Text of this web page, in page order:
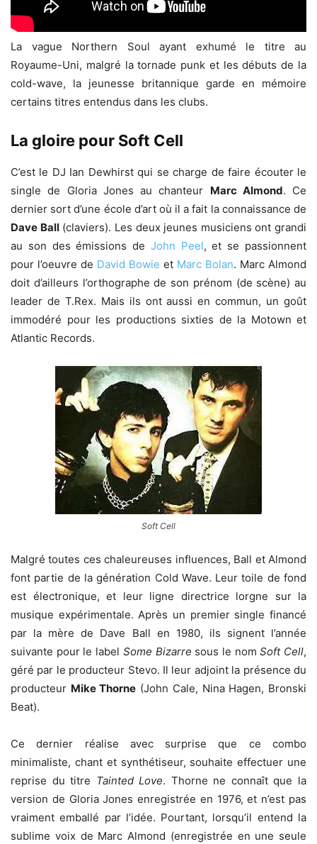
La vague Northern Soul ayant exhumé le titre au
Royaume-Uni, malgré la tornade punk et les débuts de la
cold-wave, la jeunesse britannique garde en mémoire
certains titres entendus dans les clubs.
La gloire pour Soft Cell
C’est le DJ Ian Dewhirst qui se charge de faire écouter le
single de Gloria Jones au chanteur Marc Almond. Ce
dernier sort d’une école d’art où il a fait la connaissance de
Dave Ball(claviers). Les deux jeunes musiciens ont grandi
au son des émissions de John Peel, et se passionnent
pour l’oeuvre de David Bowie et Marc Bolan. Marc Almond
doit d’ailleurs l’orthographe de son prénom (de scène) au
leader de T.Rex. Mais ils ont aussi en commun, un goût
immodéré pour les productions sixties de la Motown et
Atlantic Records.
Soft Cell
Malgré toutes ces chaleureuses influences, Ball et Almond
font partie de la génération Cold Wave. Leur toile de fond
est électronique, et leur ligne directrice lorgne sur la
musique expérimentale. Après un premier single financé
par la mère de Dave Ball en 1980, ils signent l’année
suivante pour le label Some Bizarre sous le nom Soft Cell,
géré par le producteur Stevo. Il leur adjoint la présence du
producteur Mike Thorne (John Cale, Nina Hagen, Bronski
Beat).
Ce dernier réalise avec surprise que ce combo
minimaliste, chant et synthétiseur, souhaite effectuer une
reprise du titre Tainted Love. Thorne ne connaît que la
version de Gloria Jones enregistrée en 1976, et n’est pas
vraiment emballé par l’idée. Pourtant, lorsqu’il entend la
sublime voix de Marc Almond (enregistrée en une seule